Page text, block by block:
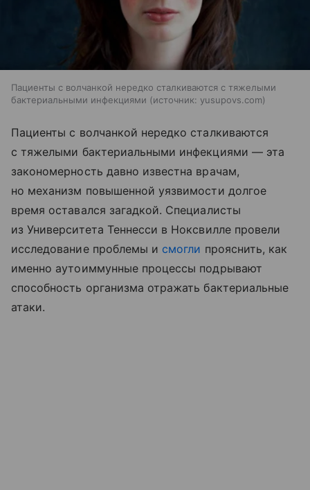
Пациенты с волчанкой нередко сталкиваются с тяжелыми
бактериальными инфекциями
источник: yusupovs.com
Пациенты с волчанкой нередко сталкиваются
с тяжелыми бактериальными инфекциями — эта
закономерность давно известна врачам,
но механизм повышенной уязвимости долгое
время оставался загадкой. Специалисты
из Университета Теннесси в Ноксвилле провели
исследование проблемы и смогли прояснить, как
именно аутоиммунные процессы подрывают
способность организма отражать бактериальные
атаки.